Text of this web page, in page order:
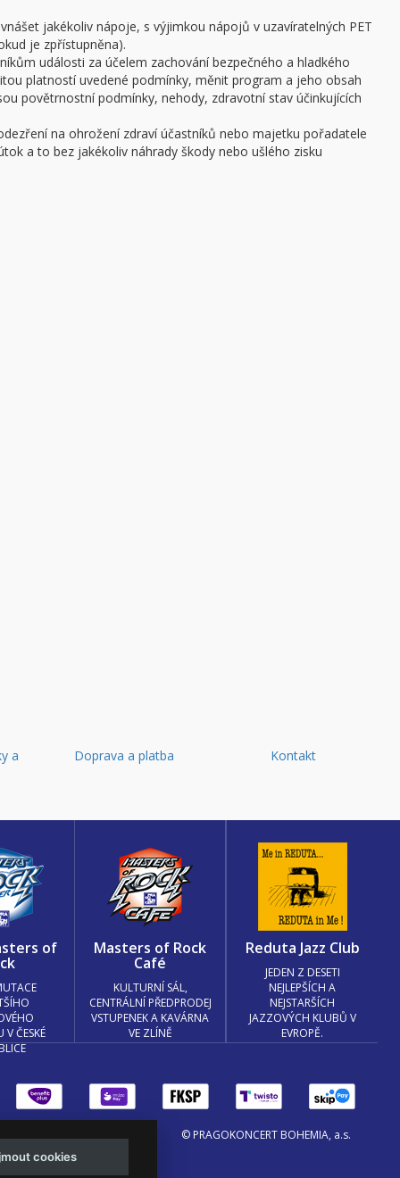
jakékoliv nápoje, s výjimkou nápojů v uzavíratelných PET
je zpřístupněna).
události za účelem zachování bezpečného a hladkého
platností uvedené podmínky, měnit program a jeho obsah
povětrnostní podmínky, nehody, zdravotní stav účinkujících
na ohrožení zdraví účastníků nebo majetku pořadatele
a to bez jakékoliv náhrady škody nebo ušlého zisku
a
Doprava a platba Kontakt
of
V ČESKÉ
Masters of Rock
Café
KULTURNÍ SÁL,
CENTRÁLNÍ PŘEDPRODEJ
VSTUPENEK A KAVÁRNA
VE ZLÍNĚ
Reduta Jazz Club
JEDEN Z DESETI
NEJLEPŠÍCH A
NEJSTARŠÍCH
JAZZOVÝCH KLUBŮ V
EVROPĚ.
© PRAGOKONCERT BOHEMIA, a.s.
aViktor Eyermann
cookies